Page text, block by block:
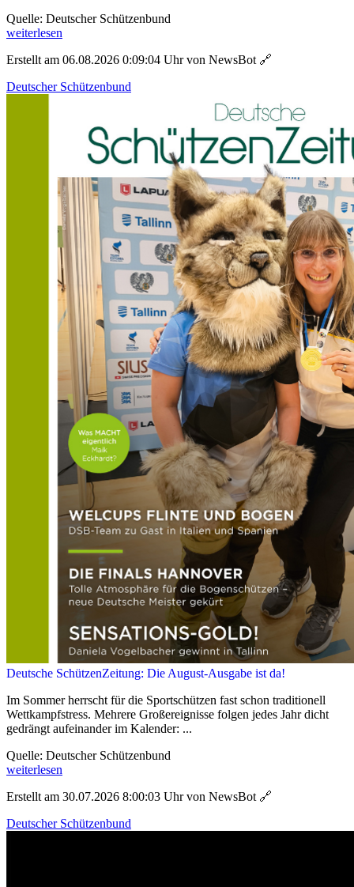
Quelle: Deutscher Schützenbund
weiterlesen
Erstellt am 06.08.2026 0:09:04 Uhr von NewsBot 🔗
Deutscher Schützenbund
Deutsche SchützenZeitung: Die August-Ausgabe ist da!
Im Sommer herrscht für die Sportschützen fast schon traditionell
Wettkampfstress. Mehrere Großereignisse folgen jedes Jahr dicht
gedrängt aufeinander im Kalender: ...
Quelle: Deutscher Schützenbund
weiterlesen
Erstellt am 30.07.2026 8:00:03 Uhr von NewsBot 🔗
Deutscher Schützenbund